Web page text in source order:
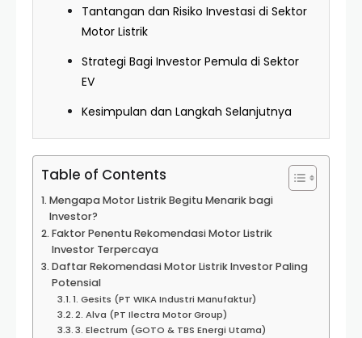
Tantangan dan Risiko Investasi di Sektor
Motor Listrik
Strategi Bagi Investor Pemula di Sektor
EV
Kesimpulan dan Langkah Selanjutnya
Table of Contents
Mengapa Motor Listrik Begitu Menarik bagi
Investor?
Faktor Penentu Rekomendasi Motor Listrik
Investor Terpercaya
Daftar Rekomendasi Motor Listrik Investor Paling
Potensial
1. Gesits (PT WIKA Industri Manufaktur)
2. Alva (PT Ilectra Motor Group)
3. Electrum (GOTO & TBS Energi Utama)